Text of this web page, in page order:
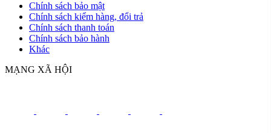
Chính sách bảo mật
Chính sách kiểm hàng, đổi trả
Chính sách thanh toán
Chính sách bảo hành
Khác
MẠNG XÃ HỘI